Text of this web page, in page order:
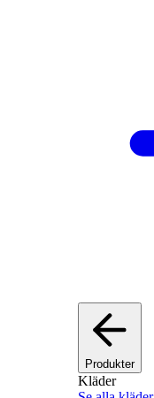
Produkter
Kläder